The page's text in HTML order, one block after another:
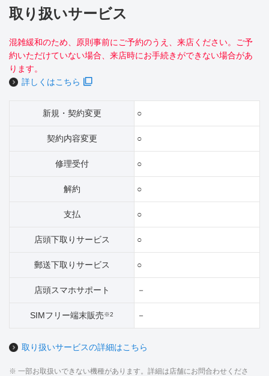
取り扱いサービス
混雑緩和のため、原則事前にご予約のうえ、来店ください。ご予
約いただけていない場合、来店時にお手続きができない場合があ
ります。
詳しくはこちら
新規・契約変更 ○
契約内容変更 ○
修理受付 ○
解約 ○
支払 ○
店頭下取りサービス ○
郵送下取りサービス ○
店頭スマホサポート －
SIMフリー端末販売※2 －
取り扱いサービスの詳細はこちら
※ 一部お取扱いできない機種があります。詳細は店舗にお問合わせくださ